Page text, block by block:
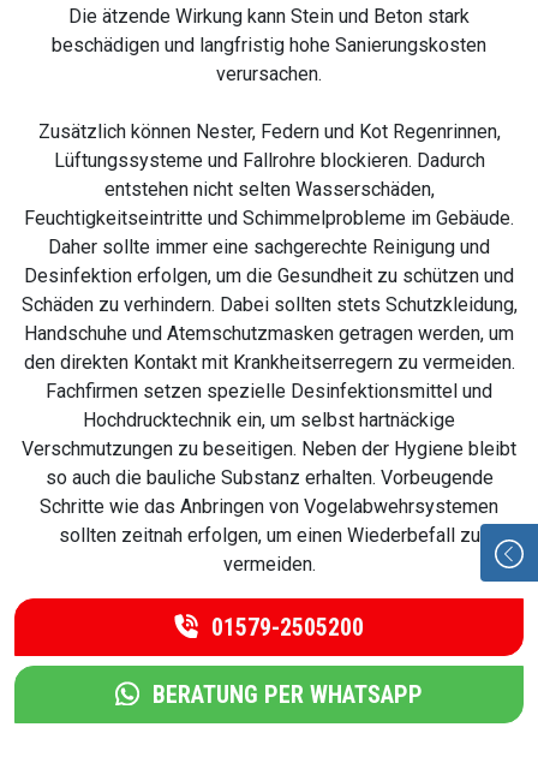
Die ätzende Wirkung kann Stein und Beton stark
beschädigen und langfristig hohe Sanierungskosten
verursachen.
Zusätzlich können Nester, Federn und Kot Regenrinnen,
Lüftungssysteme und Fallrohre blockieren. Dadurch
entstehen nicht selten Wasserschäden,
Feuchtigkeitseintritte und Schimmelprobleme im Gebäude.
Daher sollte immer eine sachgerechte Reinigung und
Desinfektion erfolgen, um die Gesundheit zu schützen und
Schäden zu verhindern. Dabei sollten stets Schutzkleidung,
Handschuhe und Atemschutzmasken getragen werden, um
den direkten Kontakt mit Krankheitserregern zu vermeiden.
Fachfirmen setzen spezielle Desinfektionsmittel und
Hochdrucktechnik ein, um selbst hartnäckige
Verschmutzungen zu beseitigen. Neben der Hygiene bleibt
so auch die bauliche Substanz erhalten. Vorbeugende
Schritte wie das Anbringen von Vogelabwehrsystemen
sollten zeitnah erfolgen, um einen Wiederbefall zu
vermeiden.
01579-2505200
BERATUNG PER WHATSAPP